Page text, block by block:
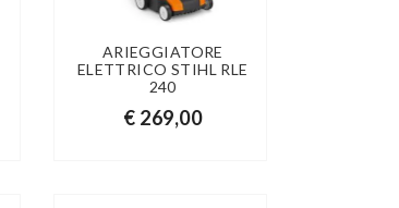
ARIEGGIATORE
ELETTRICO STIHL RLE
240
€ 269,00